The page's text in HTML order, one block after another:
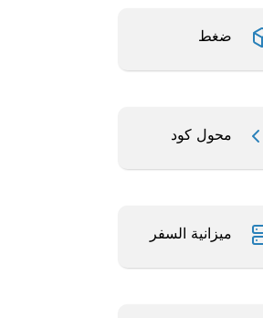
ضغط
محول كود
ميزانية السفر